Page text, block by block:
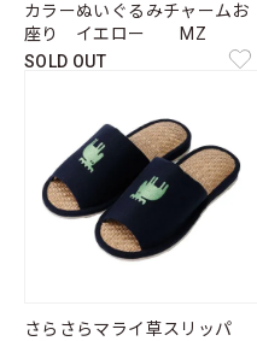
カラーぬいぐるみチャームお
座り イエロー MZ
SOLD OUT
さらさらマライ草スリッパ